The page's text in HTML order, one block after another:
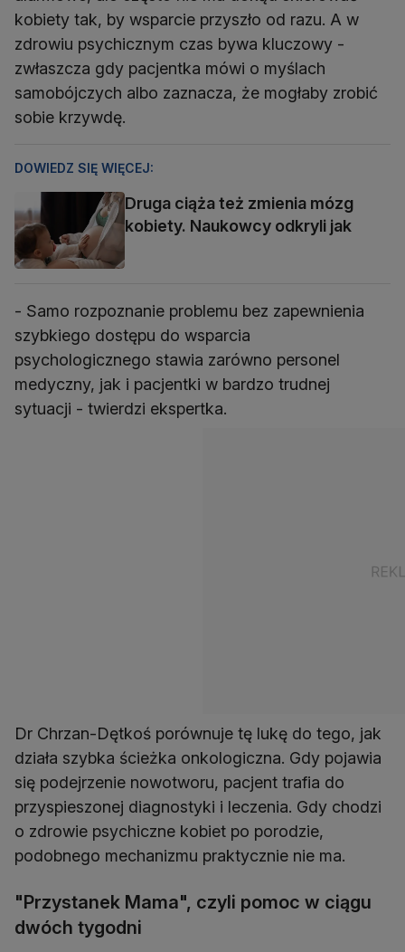
kobiety tak, by wsparcie przyszło od razu. A w
zdrowiu psychicznym czas bywa kluczowy -
zwłaszcza gdy pacjentka mówi o myślach
samobójczych albo zaznacza, że mogłaby zrobić
sobie krzywdę.
DOWIEDZ SIĘ WIĘCEJ:
Druga ciąża też zmienia mózg
kobiety. Naukowcy odkryli jak
- Samo rozpoznanie problemu bez zapewnienia
szybkiego dostępu do wsparcia
psychologicznego stawia zarówno personel
medyczny, jak i pacjentki w bardzo trudnej
sytuacji - twierdzi ekspertka.
Dr Chrzan-Dętkoś porównuje tę lukę do tego, jak
działa szybka ścieżka onkologiczna. Gdy pojawia
się podejrzenie nowotworu, pacjent trafia do
przyspieszonej diagnostyki i leczenia. Gdy chodzi
o zdrowie psychiczne kobiet po porodzie,
podobnego mechanizmu praktycznie nie ma.
"Przystanek Mama", czyli pomoc w ciągu
dwóch tygodni